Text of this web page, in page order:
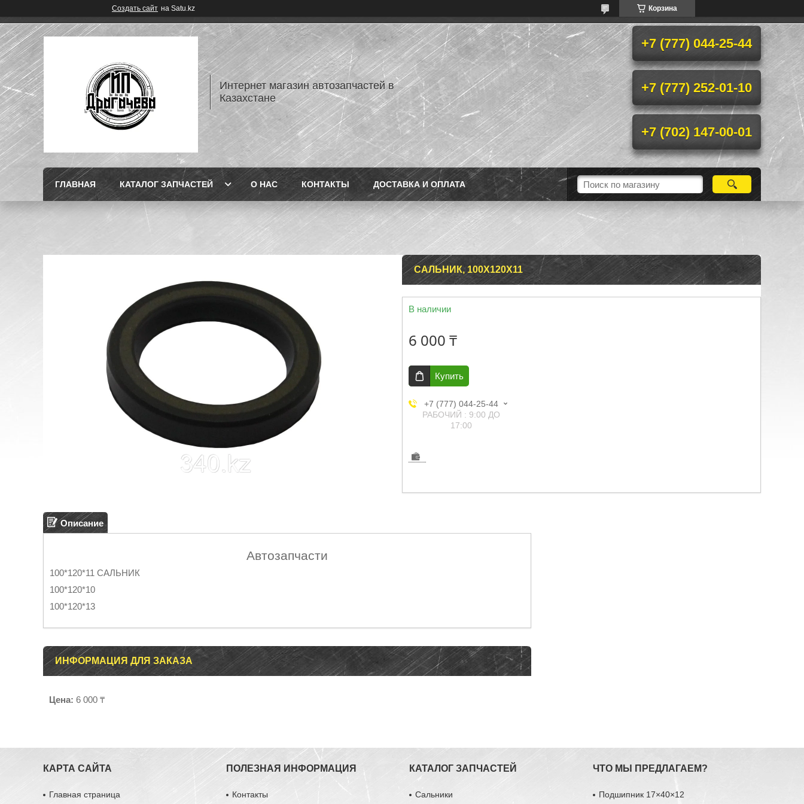
Создать сайт на Satu.kz Корзина
Интернет магазин автозапчастей в
Казахстане
+7 (777) 044-25-44
+7 (777) 252-01-10
+7 (702) 147-00-01
ГЛАВНАЯ КАТАЛОГ ЗАПЧАСТЕЙ О НАС КОНТАКТЫ ДОСТАВКА И ОПЛАТА
САЛЬНИК, 100Х120Х11
В наличии
6 000 ₸
Купить
+7 (777) 044-25-44
РАБОЧИЙ : 9:00 ДО
17:00
Описание
Автозапчасти
100*120*11 САЛЬНИК
100*120*10
100*120*13
ИНФОРМАЦИЯ ДЛЯ ЗАКАЗА
Цена: 6 000 ₸
КАРТА САЙТА
Главная страница
ПОЛЕЗНАЯ ИНФОРМАЦИЯ
Контакты
КАТАЛОГ ЗАПЧАСТЕЙ
Сальники
ЧТО МЫ ПРЕДЛАГАЕМ?
Подшипник 17×40×12